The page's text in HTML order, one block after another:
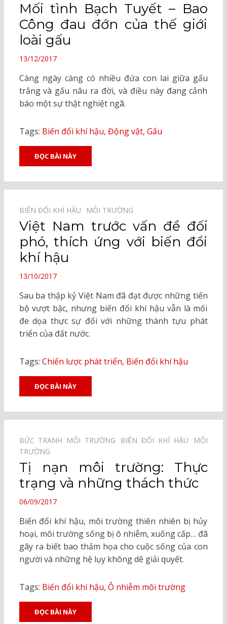
Mối tình Bạch Tuyết – Bao
Công đau đớn của thế giới
loài gấu
POSTED
13/12/2017
Càng ngày càng có nhiều đứa con lai giữa gấu
trắng và gấu nâu ra đời, và điều này đang cảnh
báo một sự thật nghiệt ngã.
Tags: Biến đổi khí hậu, Động vật, Gấu
ĐỌC BÀI NÀY
BIẾN ĐỔI KHÍ HẬU⠀ MÔI TRƯỜNG⠀
Việt Nam trước vấn đề đối
phó, thích ứng với biến đổi
khí hậu
POSTED
13/10/2017
Sau ba thập kỷ Việt Nam đã đạt được những tiến
bộ vượt bậc, nhưng biến đổi khí hậu vẫn là mối
đe dọa thực sự đối với những thành tựu phát
triển của đất nước.
Tags: Chiến lược phát triển, Biến đổi khí hậu
ĐỌC BÀI NÀY
BỨC TRANH MÔI TRƯỜNG⠀ BIẾN ĐỔI KHÍ HẬU⠀
MÔI
TRƯỜNG⠀
Tị nạn môi trường: Thực
trạng và những thách thức
POSTED
06/09/2017
Biến đổi khí hậu, môi trường thiên nhiên bị hủy
hoại, môi trường sống bị ô nhiễm, xuống cấp… đã
gây ra biết bao thảm họa cho cuộc sống của con
người và những hệ lụy không dẽ giải quyết.
Tags: Biến đổi khí hậu, Ô nhiễm môi trường
ĐỌC BÀI NÀY